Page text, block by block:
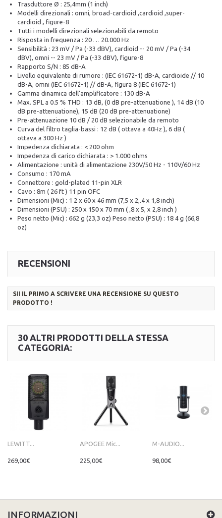
Trasduttore Ø : 25,4mm (1 inch)
Modelli direzionali : omni, broad-cardioid ,cardioid ,super-
cardioid , figure-8
Tutti i modelli direzionali selezionabili da remoto
Risposta in frequenza : 20 … 20.000 Hz
Sensibilità : 23 mV / Pa (-33 dBV), cardioid -- 20 mV / Pa (-34
dBV), omni -- 23 mV / Pa (-33 dBV), figure-8
Rapporto S/N : 85 dB-A
Livello equivalente di rumore : (IEC 61672-1) dB-A, cardioide // 10
dB-A, omni (IEC 61672-1) // dB-A, figura 8 (IEC 61672-1)
Gamma dinamica dell'amplificatore : 130 dB-A
Max. SPL a 0.5 % THD : 13 dB, (0 dB pre-attenuatione ), 14 dB (10
dB pre-attenuatione), 15 dB (20 dB pre-attenuatione)
Pre-attenuazione 10 dB / 20 dB selezionabile da remoto
Curva del filtro taglia-bassi : 12 dB ( ottava a 40Hz ), 6 dB (
ottava a 300 Hz )
Impedenza dichiarata : < 200 ohm
Impedenza di carico dichiarata : > 1.000 ohms
Alimentazione : unità di alimentazione 230V/50 Hz - 110V/60 Hz
Consumo : 170 mA
Connettore : gold-plated 11-pin XLR
Cavo : 8m ( 26 ft ) 11 pin OFC
Dimensioni (Mic) : 1 2 x 60 x 46 mm (7,5 x 2,.4 x 1,8 inch)
Dimensioni (PSU) : 250 x 150 x 70 mm ( ,8 x 5, x 2,8 inch )
Peso netto (Mic) : 662 g (23,3 oz) Peso netto (PSU) : 18 4 g (66,8
oz)
RECENSIONI
SII IL PRIMO A SCRIVERE UNA RECENSIONE SU QUESTO
PRODOTTO !
30 ALTRI PRODOTTI DELLA STESSA
CATEGORIA:
LEWITT...
269,00€
APOGEE Mic...
225,00€
M-AUDIO...
98,00€
INFORMAZIONI